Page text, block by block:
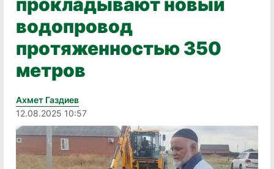
водопровод
протяженностью 350
метров
Ахмет Газдиев
12.08.2025 10:57